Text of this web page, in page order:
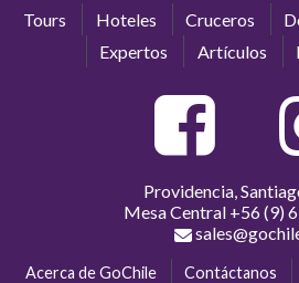
Tours Hoteles Cruceros
Expertos
Artículos
Providencia,
Mesa Central +56 (9)
Acerca de GoChile Contáctanos